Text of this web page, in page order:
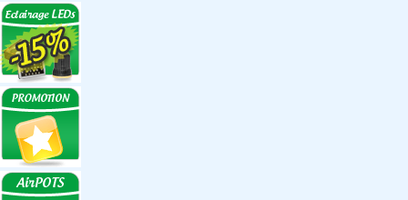
Eclairages LEDs
Eclairages ECO
Kits ECO
Ampoules ECO
Réflecteurs ECO
Réflecteurs
Accessoires